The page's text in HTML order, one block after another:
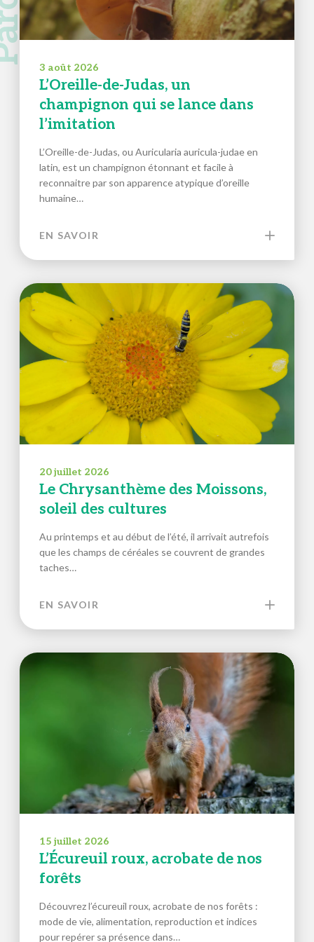
3 août 2026
L’Oreille-de-Judas, un
champignon qui se lance dans
l’imitation
L’Oreille-de-Judas, ou Auricularia auricula-judae en
latin, est un champignon étonnant et facile à
reconnaitre par son apparence atypique d’oreille
humaine…
EN SAVOIR
20 juillet 2026
Le Chrysanthème des Moissons,
soleil des cultures
Au printemps et au début de l’été, il arrivait autrefois
que les champs de céréales se couvrent de grandes
taches…
EN SAVOIR
15 juillet 2026
L’Écureuil roux, acrobate de nos
forêts
Découvrez l’écureuil roux, acrobate de nos forêts :
mode de vie, alimentation, reproduction et indices
pour repérer sa présence dans…